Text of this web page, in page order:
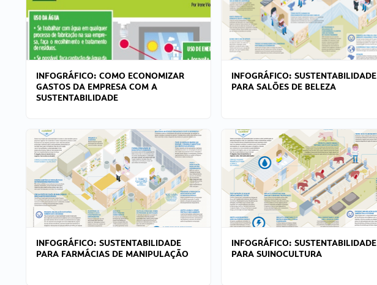
INFOGRÁFICO: COMO ECONOMIZAR
GASTOS DA EMPRESA COM A
SUSTENTABILIDADE
INFOGRÁFICO: SUSTENTABILIDADE
PARA SALÕES DE BELEZA
INFOGRÁFICO: SUSTENTABILIDADE
PARA FARMÁCIAS DE MANIPULAÇÃO
INFOGRÁFICO: SUSTENTABILIDADE
PARA SUINOCULTURA